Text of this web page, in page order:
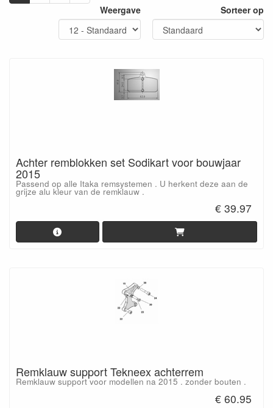
Weergave
Sorteer op
Achter remblokken set Sodikart voor bouwjaar
2015
Passend op alle Itaka remsystemen . U herkent deze aan de
grijze alu kleur van de remklauw .
€ 39.97
Remklauw support Tekneex achterrem
Remklauw support voor modellen na 2015 . zonder bouten .
€ 60.95